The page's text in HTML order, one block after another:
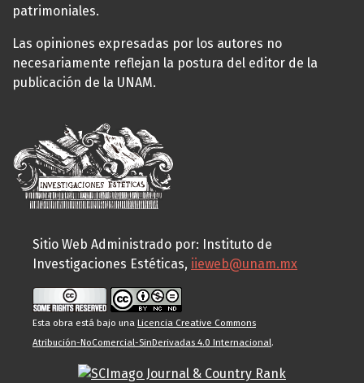
patrimoniales.
Las opiniones expresadas por los autores no
necesariamente reflejan la postura del editor de la
publicación de la UNAM.
Sitio Web Administrado por: Instituto de
Investigaciones Estéticas, iieweb@unam.mx
Esta obra está bajo una Licencia Creative Commons
Atribución-NoComercial-SinDerivadas 4.0 Internacional.